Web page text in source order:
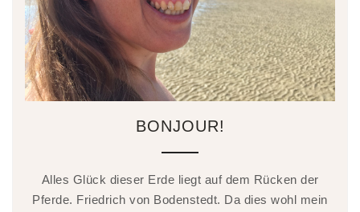
BONJOUR!
Alles Glück dieser Erde liegt auf dem Rücken der
Pferde. Friedrich von Bodenstedt. Da dies wohl mein